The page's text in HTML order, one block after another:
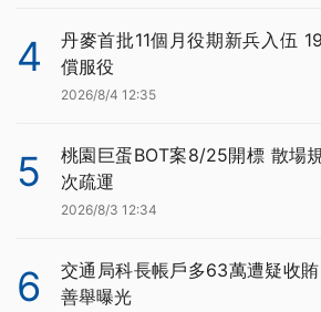
4
丹麥首批11個月役期新兵入伍
償服役
2026/8/4 12:35
5
桃園巨蛋BOT案8/25開標 散場
次疏運
2026/8/3 12:34
6
交通局科長帳戶多63萬遭疑收
善舉曝光